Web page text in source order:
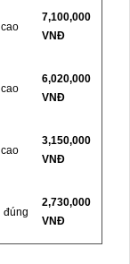
7,100,000
VNĐ
6,020,000
VNĐ
3,150,000
VNĐ
đúng
2,730,000
VNĐ